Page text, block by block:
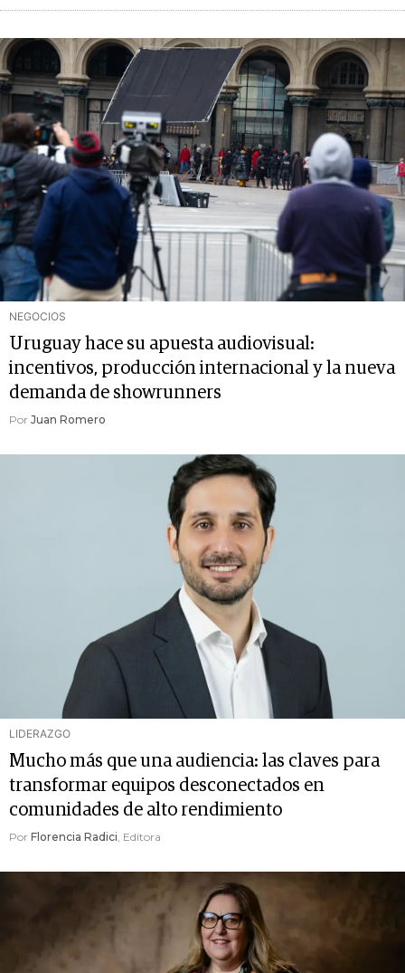
NEGOCIOS
Uruguay hace su apuesta audiovisual:
incentivos, producción internacional y la nueva
demanda de showrunners
Por Juan Romero
LIDERAZGO
Mucho más que una audiencia: las claves para
transformar equipos desconectados en
comunidades de alto rendimiento
Por Florencia Radici , Editora